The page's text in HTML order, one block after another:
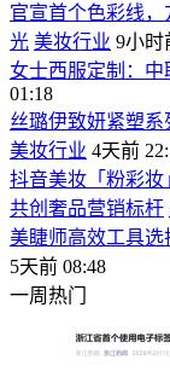
官宣首个色彩线
光 美妆行业 9小时
女士西服定制：
01:18
丝璐伊致妍紧塑
美妆行业 4天前
抖音美妆「粉彩妆
共创奢品营销标杆
美睫师高效工具
5天前 08:48
一周热门